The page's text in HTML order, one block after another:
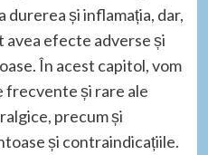
și inflamația, dar,
avea efecte adverse și
În acest capitol, vom
frecvente și rare ale
precum și
și contraindicațiile.